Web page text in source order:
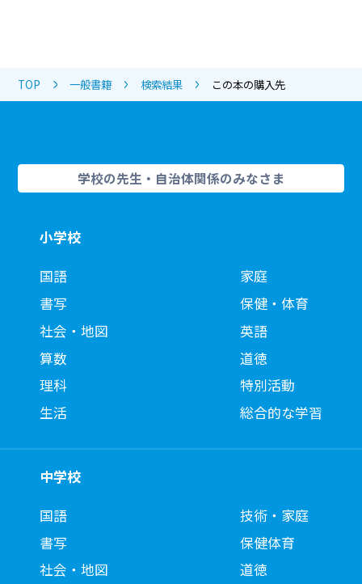
TOP 一般書籍 検索結果 この本の購入先
学校の先生・自治体関係のみなさま
小学校
国語
書写
社会・地図
算数
理科
生活
家庭
保健・体育
英語
道徳
特別活動
総合的な学習
中学校
国語
書写
社会・地図
技術・家庭
保健体育
道徳